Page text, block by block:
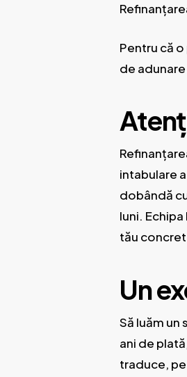
Pentru că
de
intabulare
dobândă
luni.
tău
Un
Să luăm un
ani de
traduce,